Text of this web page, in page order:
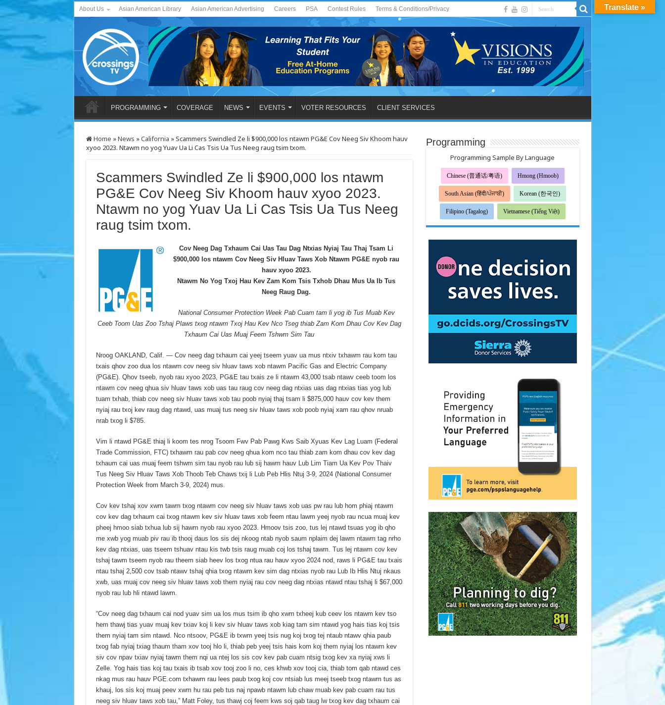
About Us Asian American Library Asian American Advertising Careers PSA Contest Rules Terms & Conditions/Privacy
PROGRAMMING COVERAGE NEWS EVENTS VOTER RESOURCES CLIENT SERVICES
Home »News »California »Scammers Swindled Ze li $900,000 los ntawm PG&E Cov Neeg Siv Khoom hauv
xyoo 2023. Ntawm no yog Yuav Ua Li Cas Tsis Ua Tus Neeg raug tsim txom.
Scammers Swindled Ze li $900,000 los ntawm
PG&E Cov Neeg Siv Khoom hauv xyoo 2023.
Ntawm no yog Yuav Ua Li Cas Tsis Ua Tus Neeg
raug tsim txom.
Cov Neeg Dag Txhaum Cai Uas Tau Dag Ntxias Nyiaj Tau Thaj Tsam Li
$900,000 los ntawm Cov Neeg Siv Hluav Taws Xob Ntawm PG&E nyob rau
hauv xyoo 2023.
Ntawm No Yog Txoj Hau Kev Zam Kom Tsis Txhob Dhau Mus Ua Ib Tus
Neeg Raug Dag.
National Consumer Protection Week Pab Cuam tam li yog ib Tus Muab Kev
Ceeb Toom Uas Zoo Tshaj Plaws txog ntawm Txoj Hau Kev Nco Tseg thiab Zam Kom Dhau Cov Kev Dag
Txhaum Cai Uas Muaj Feem Tshwm Sim Tau
Nroog OAKLAND, Calif. — Cov neeg dag txhaum cai yeej tseem yuav ua mus ntxiv txhawm rau kom tau
txais qhov zoo dua los ntawm cov neeg siv hluav taws xob ntawm Pacific Gas and Electric Company
(PG&E). Qhov tseeb, nyob rau xyoo 2023, PG&E tau txais ze li ntawm 43,000 tsab ntawv ceeb toom los
ntawm cov neeg qhua siv hluav taws xob uas tau raug cov neeg dag ntxias uas dag ntxias tias yog lub
tuam txhab, thiab cov neeg siv hluav taws xob tau poob nyiaj thaj tsam li $875,000 hauv cov kev them
nyiaj rau txoj kev raug dag ntawd, uas muaj tus neeg siv hluav taws xob poob nyiaj xam rau qhov nruab
nrab txog li $785.
Vim li ntawd PG&E thiaj li koom tes nrog Tsoom Fwv Pab Pawg Kws Saib Xyuas Kev Lag Luam (Federal
Trade Commission, FTC) txhawm rau pab cov neeg qhua kom nco tau thiab zam kom dhau cov kev dag
txhaum cai uas muaj feem tshwm sim tau nyob rau lub sij hawm hauv Lub Lim Tiam Ua Kev Pov Thaiv
Tus Neeg Siv Hluav Taws Xob Thoob Teb Chaws txij li Lub Peb Hlis Ntuj 3-9, 2024 (National Consumer
Protection Week from March 3-9, 2024) mus.
Cov kev tshaj xov xwm tawm txog ntawm cov neeg siv hluav taws xob uas pw rau lub hom phiaj ntawm
cov kev dag txhaum cai txog ntawm kev siv hluav taws xob feem ntau lawm yeej nyob rau ncua muaj kev
pheej hmoo siab txhua lub sij hawm nyob rau xyoo 2023. Hmoov tsis zoo, tus lej ntawd tsuas yog ib qho
me xwb yog muab piv rau ib thooj daus los sis dej nkoog ntab nyob saum nplaim dej lawm ntawm tag nrho
kev dag ntxias, uas tseem tshuav ntau kis twb tsis raug muab coj los tshaj tawm. Tus lej ntawm cov kev
tshaj tawm tseem nyob rau theem siab heev los txog ntua rau hauv xyoo 2024 nod, raws li PG&E tau txais
ntau tshaj 2,500 cov tsab ntawv tshaj qhia txog ntawm kev sim dag ntxias nyob rau Lub Ib Hlis Ntuj nkaus
xwb, uas muaj cov neeg siv hluav taws xob them nyiaj rau cov neeg dag ntxias ntawd ntau tshaj li $67,000
nyob rau lub hli ntawd lawm.
“Cov neeg dag txhaum cai nod yuav sim ua los mus tsim ib qho xwm txheej kub ceev los ntawm kev tso
hem thawj tias yuav muaj kev txiav koj li kev siv hluav taws xob kiag tam sim ntawd yog hais tias koj tsis
them nyiaj tam sim ntawd. Nco ntsoov, PG&E ib txwm yeej tsis nug koj txog tej ntaub ntawv qhia paub
txog fab nyiaj txiag thaum tham xov tooj hlo li, thiab peb yeej tsis hais kom koj them nyiaj los ntawm kev
siv cov npav txiav nyiaj tawm them nqi ua ntej los sis cov kev pab cuam ntsig txog kev xa nyiaj xws li
Zelle. Yog hais tias koj tau txais ib tsab xov tooj zoo li no, ces khwb xov tooj cia, thiab tom qab ntawd ces
nkag mus rau hauv PGE.com txhawm rau lees paub txog koj cov ntsiab lus meej tseeb txog ntawm tus as
khauj, los sis koj muaj peev xwm hu rau peb tus naj npawb ntawm lub chaw muab kev pab cuam rau tus
neeg siv hluav taws xob tau,” Matt Foley, tus thawj coj feem kws soj qab taug lw txog kev dag txhaum cai
Programming
Programming Sample By Language
Chinese (普通话/粤语) Hmong (Hmoob)
South Asian (हिंदी/ਪੰਜਾਬੀ) Korean (한국인)
Filipino (Tagalog) Vietnamese (Tiếng Việt)
Translate »